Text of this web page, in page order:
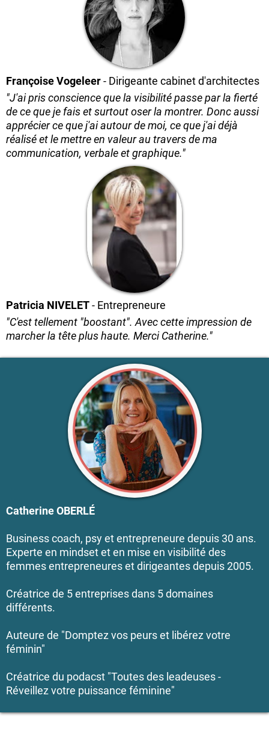
Françoise Vogeleer- Dirigeante cabinet d'architectes
"J'ai pris conscience que la visibilité passe par la fierté
de ce que je fais et surtout oser la montrer. Donc aussi
apprécier ce que j'ai autour de moi, ce que j'ai déjà
réalisé et le mettre en valeur au travers de ma
communication, verbale et graphique."
Patricia NIVELET- Entrepreneure
"C'est tellement "boostant". Avec cette impression de
marcher la tête plus haute. Merci Catherine."
Catherine OBERLÉ
Business coach, psy et entrepreneure depuis 30 ans.
Experte en mindset et en mise en visibilité des
femmes entrepreneures et dirigeantes depuis 2005.
Créatrice de 5 entreprises dans 5 domaines
différents.
Auteure de "Domptez vos peurs et libérez votre
féminin"
Créatrice du podacst "Toutes des leadeuses -
Réveillez votre puissance féminine"